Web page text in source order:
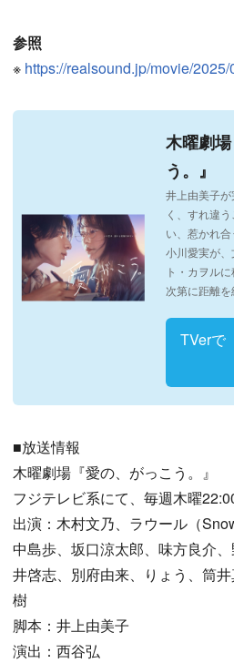
参照
※ https://realsound.jp/movie/
木曜劇
う。』
井上由美子
く、すれ違
い、惹かれ
小川愛実が
ト・カヲル
次第に距離を
TVerで
■放送情報
木曜劇場『愛の、がっこう。』
フジテレビ系にて、毎週木曜
出演：木村文乃、ラウール（
中島歩、坂口涼太郎、味方良介
井啓志、別府由来、りょう、筒
樹
脚本：井上由美子
演出：西谷弘